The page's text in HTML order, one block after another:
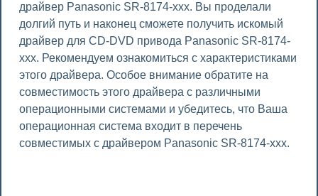
драйвер Panasonic SR-8174-xxx. Вы проделали
долгий путь и наконец сможете получить искомый
драйвер для CD-DVD привода Panasonic SR-8174-
xxx. Рекомендуем ознакомиться с характеристиками
этого драйвера. Особое внимание обратите на
совместимость этого драйвера с различными
операционными системами и убедитесь, что Ваша
операционная система входит в перечень
совместимых с драйвером Panasonic SR-8174-xxx.